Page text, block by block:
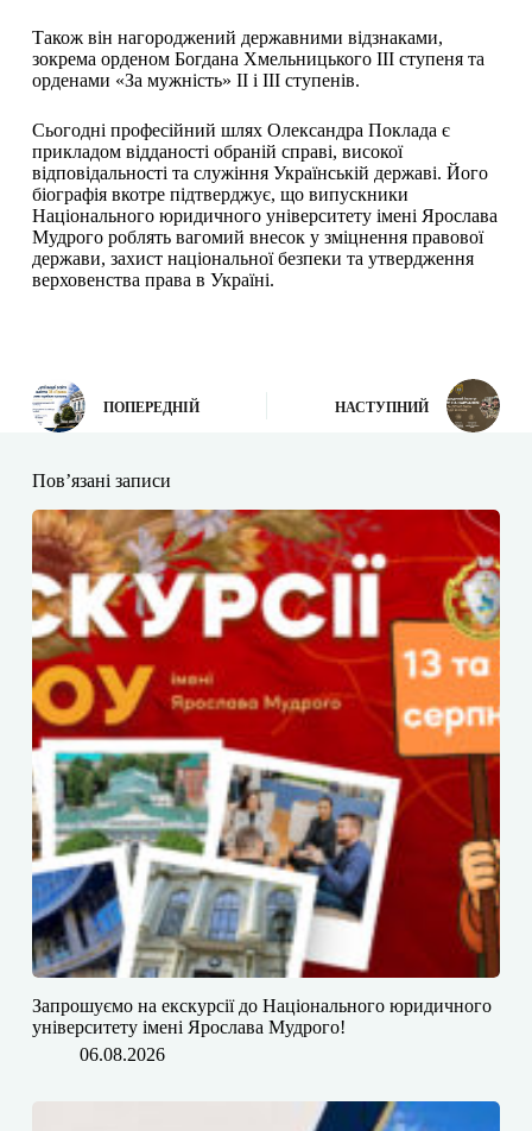
Також він нагороджений державними відзнаками,
зокрема орденом Богдана Хмельницького III ступеня та
орденами «За мужність» II і III ступенів.
Сьогодні професійний шлях Олександра Поклада є
прикладом відданості обраній справі, високої
відповідальності та служіння Українській державі. Його
біографія вкотре підтверджує, що випускники
Національного юридичного університету імені Ярослава
Мудрого роблять вагомий внесок у зміцнення правової
держави, захист національної безпеки та утвердження
верховенства права в Україні.
ПОПЕРЕДНІЙ НАСТУПНИЙ
Пов’язані записи
​​Запрошуємо на екскурсії до Національного юридичного
університету імені Ярослава Мудрого!
06.08.2026